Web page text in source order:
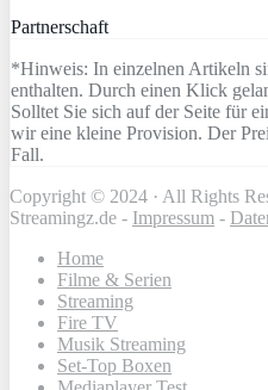
Partnerschaft
*Hinweis: In einzelnen Artikeln
enthalten. Durch einen Klick
Solltet Sie sich auf der Seite für
wir eine kleine Provision. Der
Fall.
Copyright © 2024 · All Rights
Streamingz.de - Impressum -
Home
Filme & Serien
Streaming
Fire TV
Musik Streaming
Set-Top Boxen